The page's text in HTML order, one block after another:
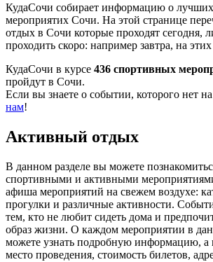
КудаСочи собирает информацию о лучших
мероприятих Сочи. На этой странице
отдых в Сочи которые проходят сегодня,
проходить скоро: например завтра, на
КудаСочи в курсе 436 спортивных
пройдут в Сочи.
Если вы знаете о событии, которого нет на
нам!
Активный отдых
В данном разделе вы можете
спортивными и активными
афиша мероприятий на свежем воздухе:
прогулки и различные активности.
тем, кто не любит сидеть дома и
образ жизни. О каждом мероприятии в
можете узнать подробную информацию, а
место проведения, стоимость билетов,